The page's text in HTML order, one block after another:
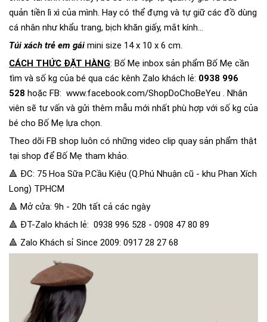
quản tiền lì xì của mình. Hay có thể đựng và tự giữ các đồ dùng
cá nhân như khẩu trang, bịch khăn giấy, mắt kính...
Túi xách trẻ em gái mini size 14 x 10 x 6 cm.
CÁCH THỨC ĐẶT HÀNG: Bố Mẹ inbox sản phẩm Bố Mẹ cần
tìm và số kg của bé qua các kênh Zalo khách lẻ: 0938 996
528 hoặc FB: www.facebook.com/ShopDoChoBeYeu . Nhân
viên sẽ tư vấn và gửi thêm mẫu mới nhất phù hợp với số kg của
bé cho Bố Mẹ lựa chọn.
Theo dõi FB shop luôn có những video clip quay sản phẩm thật
tại shop để Bố Mẹ tham khảo.
🔺 ĐC: 75 Hoa Sữa P.Cầu Kiệu (Q.Phú Nhuận cũ - khu Phan Xích
Long) TPHCM
🔺 Mở cửa: 9h - 20h tất cả các ngày
🔺 ĐT-Zalo khách lẻ: 0938 996 528 - 0908 47 80 89
🔺 Zalo Khách sỉ Since 2009: 0917 28 27 68